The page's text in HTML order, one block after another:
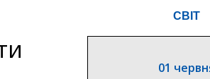
СВІТ
01